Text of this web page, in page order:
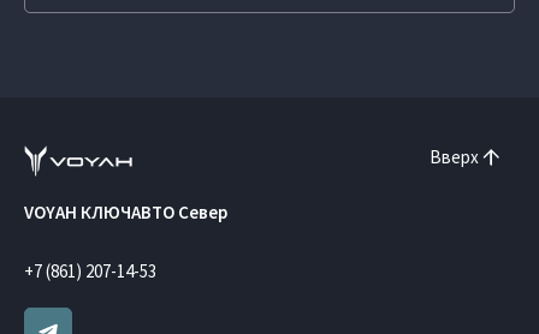
Вверх
VOYAH КЛЮЧАВТО Север
+7 (861) 207-14-53